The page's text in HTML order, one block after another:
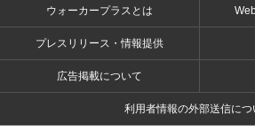
ウォーカープラスとは
プレスリリース・情報提供
広告掲載について
利用者情報の外部送信につ